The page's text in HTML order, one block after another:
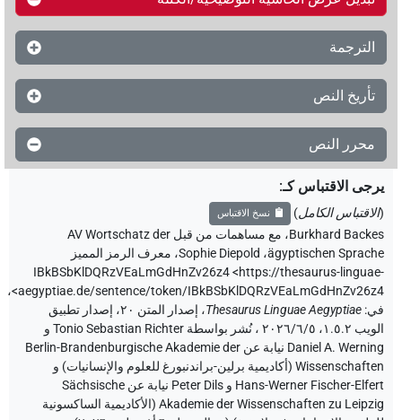
الترجمة
تأريخ النص
محرر النص
الاقتباس كـ :
الاقتباس الكامل) نسخ الاقتباس
Burkhard،مع مساهمات من قبل AV Wortschatz der
ägyptischen،Sophie Diepold،معرف الرمز المميز
IBkBSbKlDQRzVEaLmGdHnZv26z4 <https://thesaurus-
aegyptiae.de/sentence/token/ ،
Thesaurus Linguae Aegyptiae،
إصدار المتن ٢٠، إصدار تطبيق
الويب ۱.٥.٢، ٢٠٢٦/٦/٥ ، نُشر بواسطة Tonio Sebastian Richter و
Daniel A. Werning نيابة عن Berlin-Brandenburgische Akademie der
Wissenschaften (أكاديمية برلين-براندنبورغ للعلوم والإنسانيات) و
Hans-Werner Fischer-Elfert و Peter Dils نيابة عن Sächsische
Akademie der Wissenschaften zu Leipzig (الأكاديمية الساكسونية